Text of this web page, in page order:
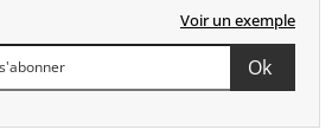
Voir un exemple